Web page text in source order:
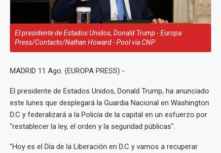
El presidente de Estados Unidos, Donald Trump - Europa
Press/Contacto/Nathan Howard - Pool via CNP
MADRID 11 Ago. (EUROPA PRESS) -
El presidente de Estados Unidos, Donald Trump, ha anunciado
este lunes que desplegará la Guardia Nacional en Washington
D.C y federalizará a la Policía de la capital en un esfuerzo por
"restablecer la ley, el orden y la seguridad públicas".
"Hoy es el Día de la Liberación en D.C y vamos a recuperar